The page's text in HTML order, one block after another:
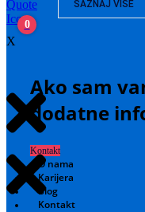
SAZNAJ VIŠE
Ako sam
dodatne
Kontakt
O nama
Karijera
Blog
Kontakt
0
X